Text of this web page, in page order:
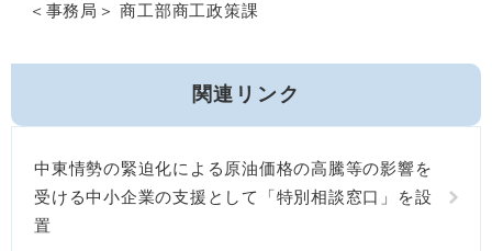
＜事務局＞ 商工部商工政策課
関連リンク
中東情勢の緊迫化による原油価格の高騰等の影響を
受ける中小企業の支援として「特別相談窓口」を設
置